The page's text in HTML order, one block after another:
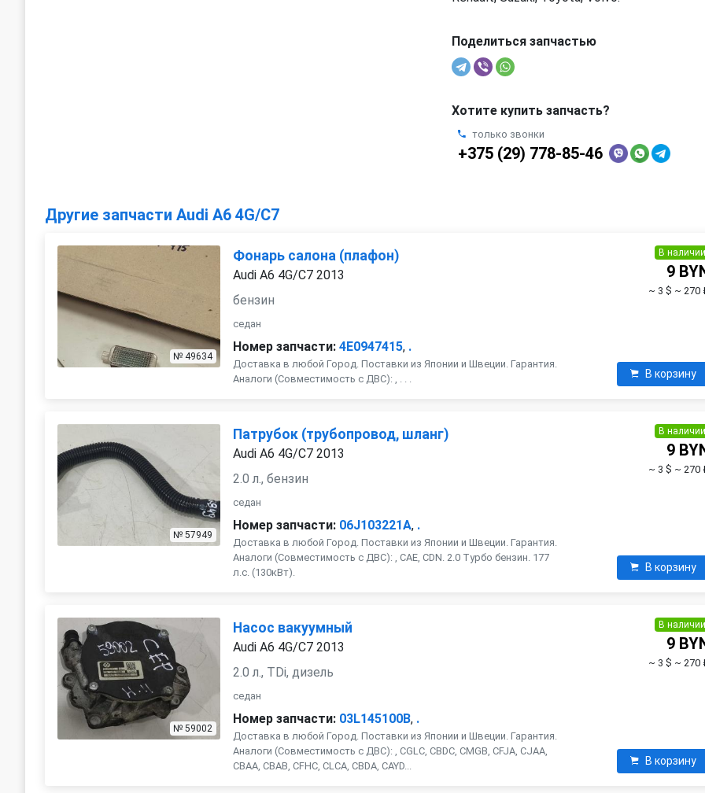
Поделиться запчастью
Хотите купить запчасть?
только звонки
+375 (29) 778-85-46
Другие запчасти Audi A6 4G/C7
№ 49634
Фонарь салона (плафон)
Audi A6 4G/C7 2013
бензин
седан
Номер запчасти: 4E0947415, .
Доставка в любой Город. Поставки из Японии и Швеции. Гарантия.
Аналоги (Совместимость с ДВС): , . . .
В наличии
9
~ 3 $ ~ 270
В корзину
№ 57949
Патрубок (трубопровод, шланг)
Audi A6 4G/C7 2013
2.0 л., бензин
седан
Номер запчасти: 06J103221A, .
Доставка в любой Город. Поставки из Японии и Швеции. Гарантия.
Аналоги (Совместимость с ДВС): , CAE, CDN. 2.0 Турбо бензин. 177
л.с. (130кВт).
В наличии
9
~ 3 $ ~ 270
В корзину
№ 59002
Насос вакуумный
Audi A6 4G/C7 2013
2.0 л., TDi, дизель
седан
Номер запчасти: 03L145100B, .
Доставка в любой Город. Поставки из Японии и Швеции. Гарантия.
Аналоги (Совместимость с ДВС): , CGLC, CBDC, CMGB, CFJA, CJAA,
CBAA, CBAB, CFHC, CLCA, CBDA, CAYD...
В наличии
9
~ 3 $ ~ 270
В корзину